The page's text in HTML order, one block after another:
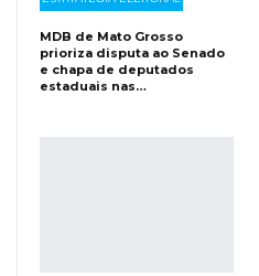
MDB de Mato Grosso
prioriza disputa ao Senado
e chapa de deputados
estaduais nas…